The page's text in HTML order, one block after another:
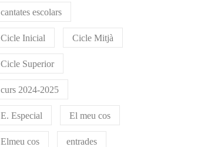
cantates escolars
Cicle Inicial Cicle Mitjà
Cicle Superior
curs 2024-2025
E. Especial El meu cos
Elmeu cos entrades